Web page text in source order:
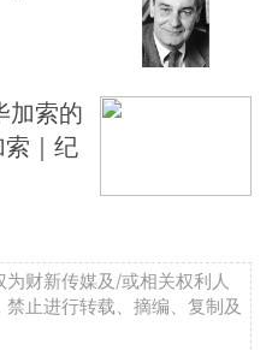
加索的
｜纪
财新传媒及/或相关权利人
止进行转载、摘编、复制及